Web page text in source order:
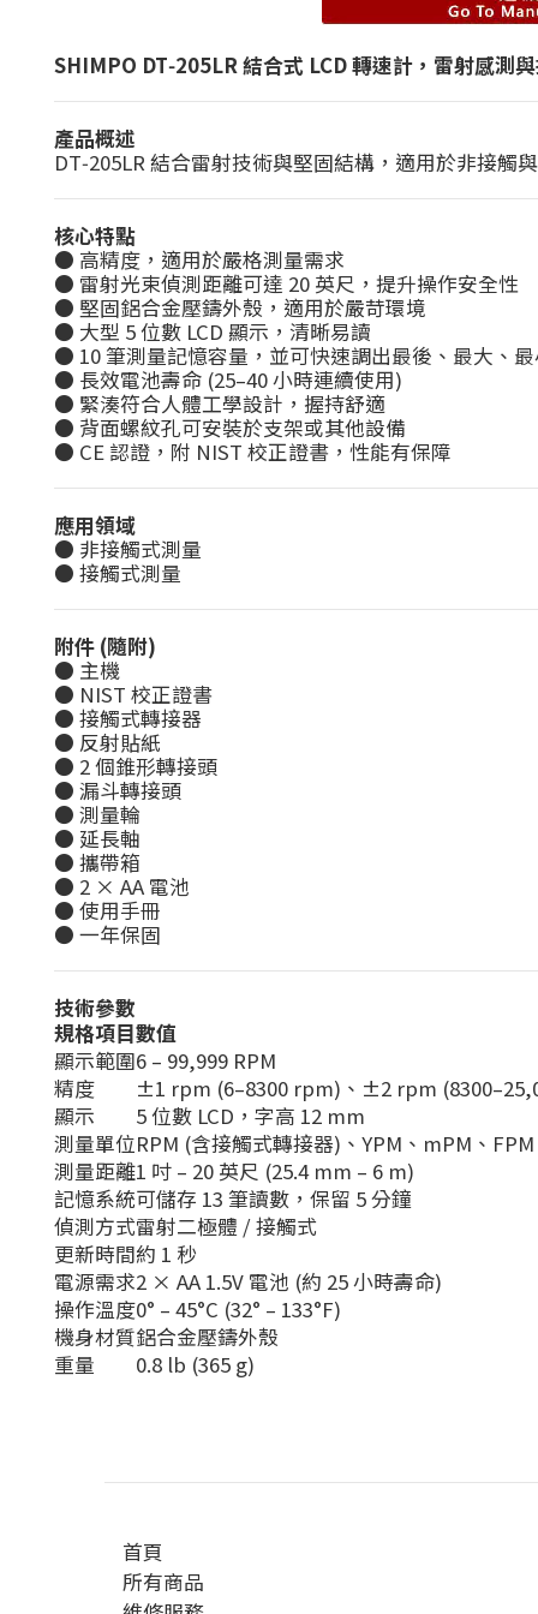
SHIMPO DT‑205LR 結合式 LCD 轉速計，雷射感測
產品概述
DT‑205LR 結合雷射技術與堅固結構，適用於非接
核心特點
● 高精度，適用於嚴格測量需求
● 雷射光束偵測距離可達 20 英尺，提升操作安全性
● 堅固鋁合金壓鑄外殼，適用於嚴苛環境
● 大型 5 位數 LCD 顯示，清晰易讀
● 10 筆測量記憶容量，並可快速調出最後、最大、
● 長效電池壽命 (25–40 小時連續使用)
● 緊湊符合人體工學設計，握持舒適
● 背面螺紋孔可安裝於支架或其他設備
● CE 認證，附 NIST 校正證書，性能有保障
應用領域
● 非接觸式測量
● 接觸式測量
附件 (隨附)
● 主機
● NIST 校正證書
● 接觸式轉接器
● 反射貼紙
● 2 個錐形轉接頭
● 漏斗轉接頭
● 測量輪
● 延長軸
● 攜帶箱
● 2 × AA 電池
● 使用手冊
● 一年保固
技術參數
規格項目數值
顯示範圍6 – 99,999 RPM
精度
±1 rpm (6–8300 rpm)、±2 rpm
顯示
5 位數 LCD，字高 12 mm
測量單位RPM (含接觸式轉接器)、YPM、mPM、
測量距離1 吋 – 20 英尺 (25.4 mm – 6 m)
記憶系統可儲存 13 筆讀數，保留 5 分鐘
偵測方式雷射二極體 / 接觸式
更新時間約 1 秒
電源需求2 × AA 1.5V 電池 (約 25 小時壽命)
操作溫度0° – 45°C (32° – 133°F)
機身材質鋁合金壓鑄外殼
重量
0.8 lb (365 g)
首頁
所有商品